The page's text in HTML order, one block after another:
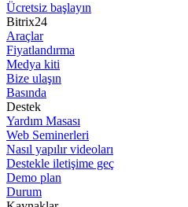
Ücretsiz başlayın
Bitrix24
Araçlar
Fiyatlandırma
Medya kiti
Bize ulaşın
Basında
Destek
Yardım Masası
Web Seminerleri
Nasıl yapılır videoları
Destekle iletişime geç
Demo plan
Durum